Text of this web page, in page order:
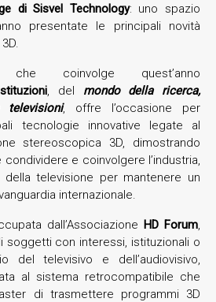
di Sisvel Technology: uno spazio
presentate le principali novità
coinvolge quest’anno
, del mondo della ricerca,
, offre l’occasione per
tecnologie innovative legate al
stereoscopica 3D, dimostrando
e coinvolgere l’industria,
televisione per mantenere un
internazionale.
dall’Associazione HD Forum,
soggetti con interessi, istituzionali o
del televisivo e dell’audiovisivo,
al sistema retrocompatibile che
di trasmettere programmi 3D